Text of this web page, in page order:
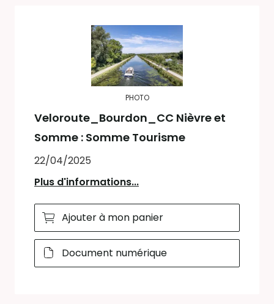
PHOTO
Veloroute_Bourdon_CC Nièvre et
Somme : Somme Tourisme
22/04/2025
Plus d'informations...
Ajouter à mon panier
Document numérique